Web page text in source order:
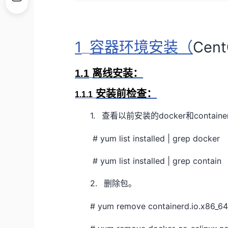
1 容器环境安装（
1.1 离线安装：
1.1.1 安装前检查：
1. 查看以前安装的docker和
# yum list installed | grep docker
# yum list installed | grep contain
2. 删除包。
# yum remove containerd.io.x86_64